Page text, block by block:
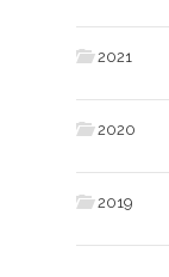
2021
2020
2019